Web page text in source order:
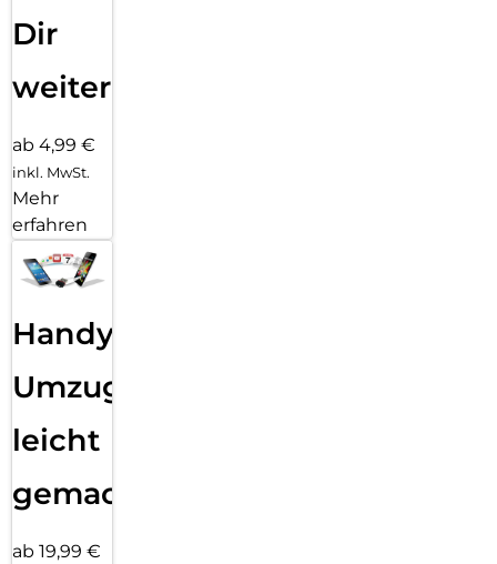
Dir
weiter
ab 4,99 €
inkl. MwSt.
Mehr
erfahren
Handy
Umzug
leicht
gemacht!
ab 19,99 €